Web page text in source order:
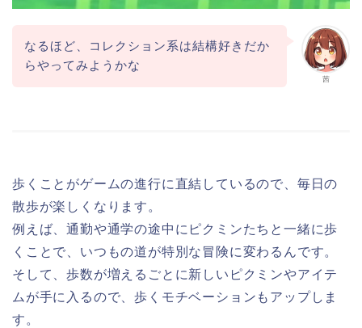
茜
なるほど、コレクション系は結構好きだか
らやってみようかな
歩くことがゲームの進行に直結しているので、毎日の
散歩が楽しくなります。
例えば、通勤や通学の途中にピクミンたちと一緒に歩
くことで、いつもの道が特別な冒険に変わるんです。
そして、歩数が増えるごとに新しいピクミンやアイテ
ムが手に入るので、歩くモチベーションもアップしま
す。